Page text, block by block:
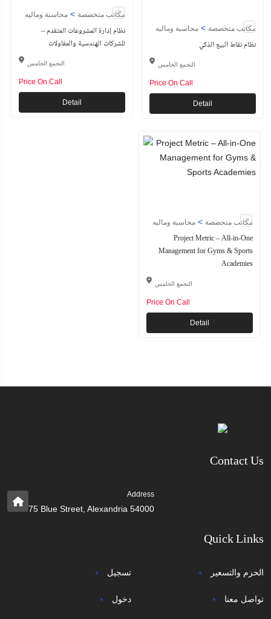
مكاتب متخصصة > محاسبة وماليه
نظام إدارة المشروعات المتقدم –
للشركات الهندسية والمقاولات
التجمع الخامس
Price On Call
Detail
مكاتب متخصصة > محاسبة وماليه
نظام نقاط البيع الذكي
التجمع الخامس
Price On Call
Detail
مكاتب متخصصة > محاسبة وماليه
Project Metric – All-in-One
Management for Gyms & Sports
Academies
التجمع الخامس
Price On Call
Detail
Contact Us
Address
75 Blue Street, Alexandria 54000
Quick Links
تسجيل
دخول
الحزم والتسعير
تواصل معنا